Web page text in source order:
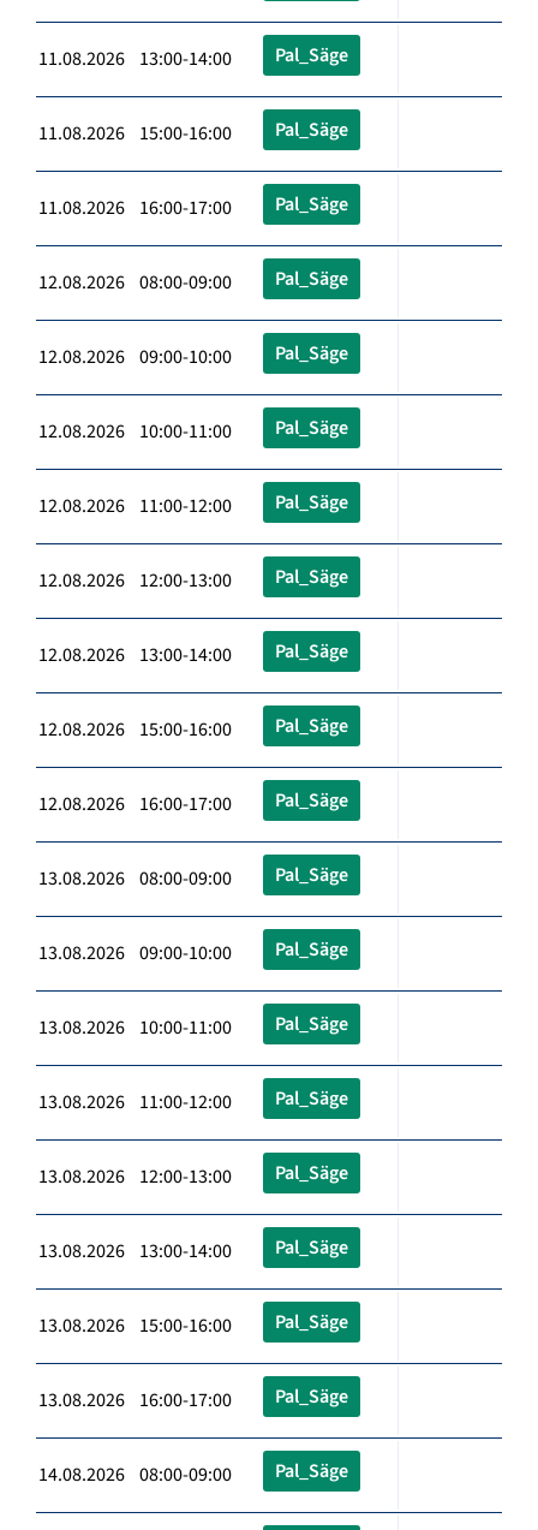
11.08.2026 13:00-14:00 Pal_Säge
11.08.2026 15:00-16:00 Pal_Säge
11.08.2026 16:00-17:00 Pal_Säge
12.08.2026 08:00-09:00 Pal_Säge
12.08.2026 09:00-10:00 Pal_Säge
12.08.2026 10:00-11:00 Pal_Säge
12.08.2026 11:00-12:00 Pal_Säge
12.08.2026 12:00-13:00 Pal_Säge
12.08.2026 13:00-14:00 Pal_Säge
12.08.2026 15:00-16:00 Pal_Säge
12.08.2026 16:00-17:00 Pal_Säge
13.08.2026 08:00-09:00 Pal_Säge
13.08.2026 09:00-10:00 Pal_Säge
13.08.2026 10:00-11:00 Pal_Säge
13.08.2026 11:00-12:00 Pal_Säge
13.08.2026 12:00-13:00 Pal_Säge
13.08.2026 13:00-14:00 Pal_Säge
13.08.2026 15:00-16:00 Pal_Säge
13.08.2026 16:00-17:00 Pal_Säge
14.08.2026 08:00-09:00 Pal_Säge